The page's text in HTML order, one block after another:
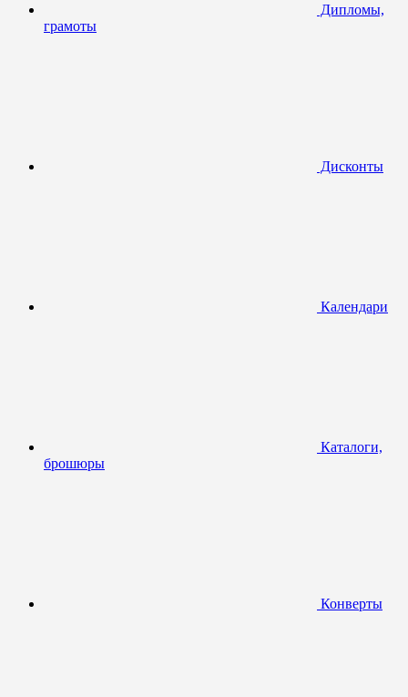
Дипломы,
грамоты
Дисконты
Календари
Каталоги,
брошюры
Конверты